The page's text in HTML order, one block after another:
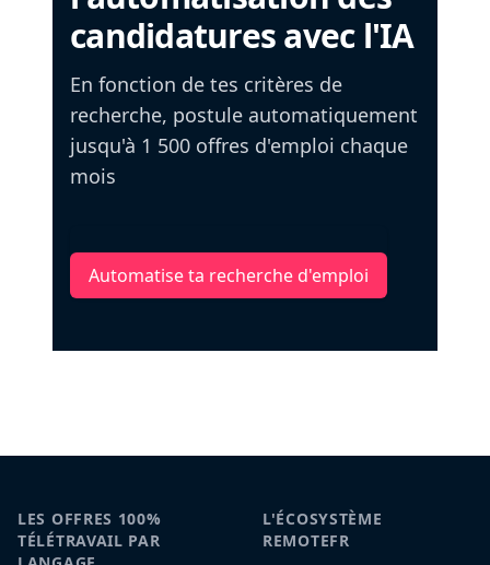
candidatures avec l'IA
En fonction de tes critères de
recherche, postule automatiquement
jusqu'à 1 500 offres d'emploi chaque
mois
Automatise ta recherche d'emploi
LES OFFRES 100%
TÉLÉTRAVAIL PAR
L'ÉCOSYSTÈME
REMOTEFR